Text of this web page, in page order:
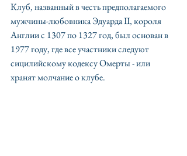
Клуб, названный в честь предполагаемого
мужчины-любовника Эдуарда II, короля
Англии с 1307 по 1327 год, был основан в
1977 году, где все участники следуют
сицилийскому кодексу Омерты - или
хранят молчание о клубе.